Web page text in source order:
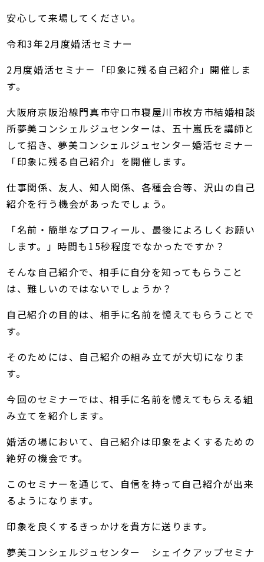
安心して来場してください。
令和3年2月度婚活セミナー
2月度婚活セミナ－「印象に残る自己紹介」開催しま
す。
大阪府京阪沿線門真市守口市寝屋川市枚方市結婚相談
所夢美コンシェルジュセンターは、五十嵐氏を講師と
して招き、夢美コンシェルジュセンター婚活セミナー
「印象に残る自己紹介」を開催します。
仕事関係、友人、知人関係、各種会合等、沢山の自己
紹介を行う機会があったでしょう。
「名前・簡単なプロフィール、最後によろしくお願い
します。」時間も15秒程度でなかったですか？
そんな自己紹介で、相手に自分を知ってもらうこと
は、難しいのではないでしょうか？
自己紹介の目的は、相手に名前を憶えてもらうことで
す。
そのためには、自己紹介の組み立てが大切になりま
す。
今回のセミナーでは、相手に名前を憶えてもらえる組
み立てを紹介します。
婚活の場において、自己紹介は印象をよくするための
絶好の機会です。
このセミナーを通じて、自信を持って自己紹介が出来
るようになります。
印象を良くするきっかけを貴方に送ります。
夢美コンシェルジュセンター シェイクアップセミナ